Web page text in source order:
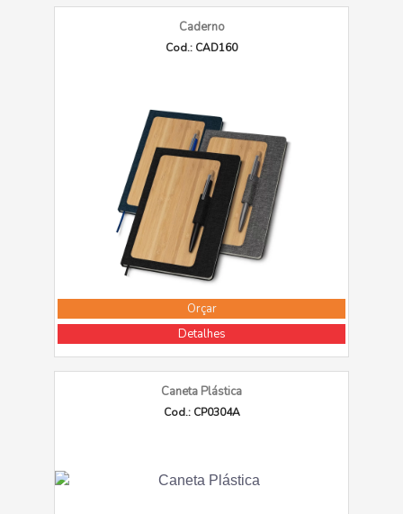
Caderno
Cod.: CAD160
Orçar
Detalhes
Caneta Plástica
Cod.: CP0304A